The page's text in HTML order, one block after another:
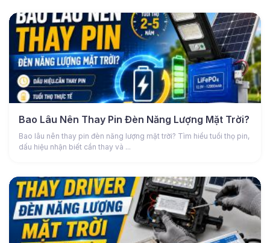
Bao Lâu Nên Thay Pin Đèn Năng Lượng Mặt Trời?
Bao lâu nên thay pin đèn năng lượng mặt trời? Tìm hiểu tuổi thọ pin,
dấu hiệu nhận biết cần thay và ...